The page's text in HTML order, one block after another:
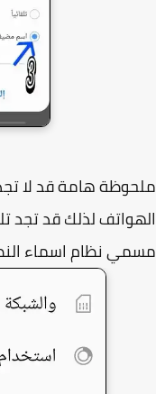
هامة قد لا تجد
لذلك قد تجد
نظام اسماء